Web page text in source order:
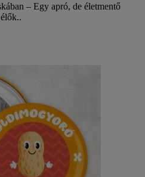
– Egy apró, de életmentő